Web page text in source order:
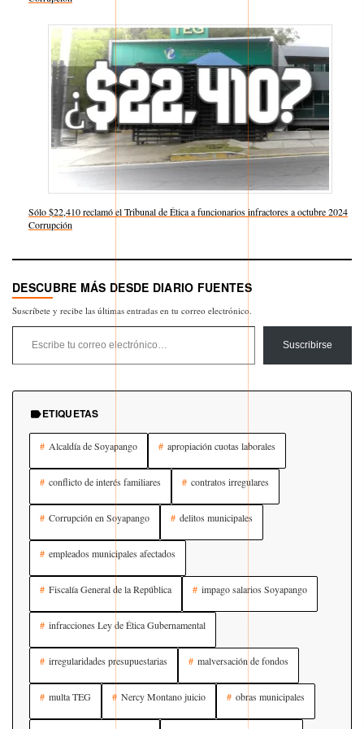
Sólo $22,410 reclamó el Tribunal de Ética a funcionarios infractores a octubre 2024
Respecto a
Corrupción
DESCUBRE MÁS DESDE DIARIO FUENTES
Suscríbete y recibe las últimas entradas en tu correo electrónico.
Escribe tu correo electrónico…
Suscribirse
ETIQUETAS
Alcaldía de Soyapango apropiación cuotas laborales
conflicto de interés familiares contratos irregulares
Corrupción en Soyapango delitos municipales
empleados municipales afectados
Fiscalía General de la República impago salarios Soyapango
infracciones Ley de Ética Gubernamental
irregularidades presupuestarias malversación de fondos
multa TEG Nercy Montano juicio obras municipales